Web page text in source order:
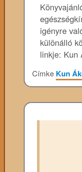
igényre
különálló
linkje: Kun
Címke Kun